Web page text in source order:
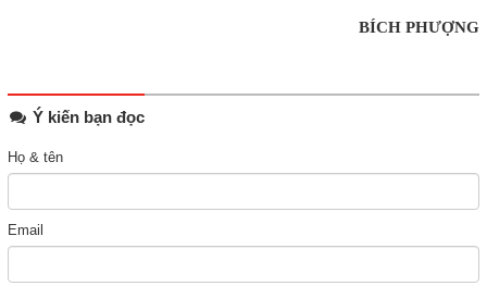
BÍCH PHƯỢNG
Ý kiến bạn đọc
Họ & tên
Email